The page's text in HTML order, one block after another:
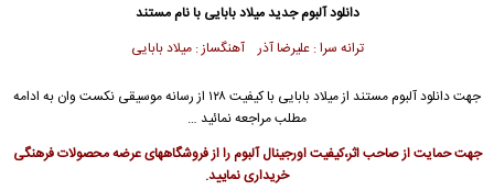
دانلود آلبوم جدیدمیلاد بابایی با نام مستند
ترانه سرا : علیرضا آذر آهنگساز : میلاد بابایی
جهتدانلود آلبوممستند ازمیلاد بابایی
با کیفیت ۱۲۸ از رسانه موسیقی نکست وان به ادامه
مطلب مراجعه نمائید …
جهت حمایت از صاحب اثر،کیفیت اورجینال آلبوم را از فروشگاههای عرضه محصولات فرهنگی
خریداری نمایید.